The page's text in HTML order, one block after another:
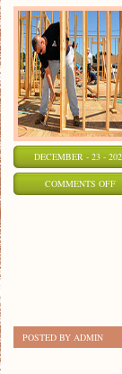
DECEMBER - 23 -
COMMENTS OFFON
POSTED BY ADMIN